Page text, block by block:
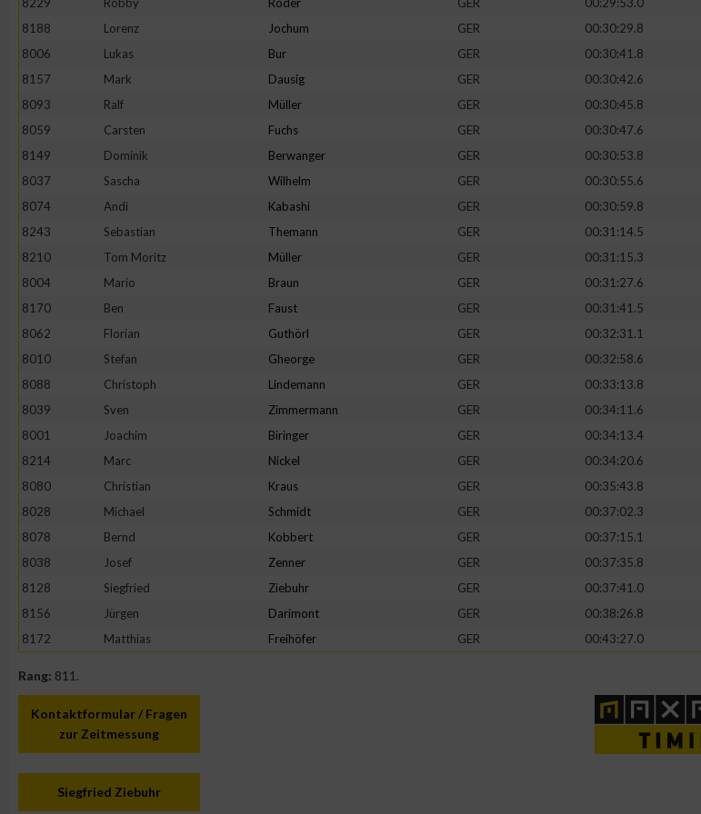
8188
Lorenz Jochum GER 00:30:29.8
8006
Lukas Bur GER
00:30:41.8
8157
Mark Dausig GER
00:30:42.6
8093
Ralf Müller GER
00:30:45.8
8059
Carsten Fuchs GER
00:30:47.6
8149
Dominik Berwanger GER 00:30:53.8
8037
Sascha Wilhelm GER
00:30:55.6
8074
Andi Kabashi GER
00:30:59.8
8243
Sebastian Themann GER
00:31:14.5
8210
Tom Moritz Müller GER
00:31:15.3
8004
Mario Braun GER 00:31:27.6
8170
Ben Faust GER
00:31:41.5
8062
Florian Guthörl GER
00:32:31.1
8010
Stefan Gheorge GER
00:32:58.6
8088
Christoph Lindemann GER
00:33:13.8
8039
Sven Zimmermann GER 00:34:11.6
8001
Joachim Biringer GER
00:34:13.4
8214
Marc Nickel GER
00:34:20.6
8080
Christian Kraus GER
00:35:43.8
8028
Michael Schmidt GER
00:37:02.3
8078
Bernd Kobbert GER 00:37:15.1
8038
Josef Zenner GER
00:37:35.8
8128
Siegfried Ziebuhr GER
00:37:41.0
8156
Jürgen Darimont GER
00:38:26.8
8172
Matthias Freihöfer GER 00:43:27.0
Rang: 811.
Kontaktformular / Fragen
zur Zeitmessung
Siegfried Ziebuhr
Erstellung von Profilen zur Personalisierung von Inhalten
Messung der Werbeleistung
Messung der Performance von Inhalten
Analyse von Zielgruppen durch Statistiken oder Kombinationen von Daten aus
Entwicklung und Verbesserung der Angebote
IAB-Besonderheiten:
Geräte anhand von aktiv angeforderten Informationen identifizieren
Nicht-IAB-Verarbeitungszwecke:
Notwendig
Performance
Funktional
Werbung